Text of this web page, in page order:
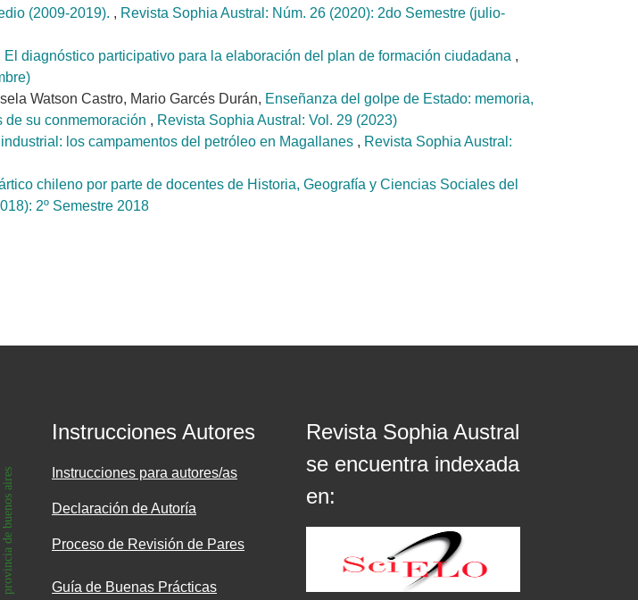
(2009-2019). , Revista Sophia Austral: Núm. 26 (2020): 2do Semestre (julio-
El diagnóstico participativo para la elaboración del plan de formación ciudadana ,
Watson Castro, Mario Garcés Durán, Enseñanza del golpe de Estado: memoria,
su conmemoración , Revista Sophia Austral: Vol. 29 (2023)
los campamentos del petróleo en Magallanes , Revista Sophia Austral:
chileno por parte de docentes de Historia, Geografía y Ciencias Sociales del
2º Semestre 2018
provincia de buenos aires
Instrucciones Autores
Instrucciones para autores/as
Declaración de Autoría
Proceso de Revisión de Pares
Guía de Buenas Prácticas
Revista Sophia Austral
se encuentra indexada
en: